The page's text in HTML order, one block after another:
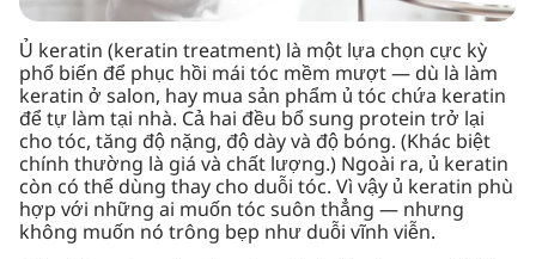
Ủ keratin (keratin treatment) là một lựa chọn cực kỳ
phổ biến để phục hồi mái tóc mềm mượt — dù là làm
keratin ở salon, hay mua sản phẩm ủ tóc chứa keratin
để tự làm tại nhà. Cả hai đều bổ sung protein trở lại
cho tóc, tăng độ nặng, độ dày và độ bóng. (Khác biệt
chính thường là giá và chất lượng.) Ngoài ra, ủ keratin
còn có thể dùng thay cho duỗi tóc. Vì vậy ủ keratin phù
hợp với những ai muốn tóc suôn thẳng — nhưng
không muốn nó trông bẹp như duỗi vĩnh viễn.